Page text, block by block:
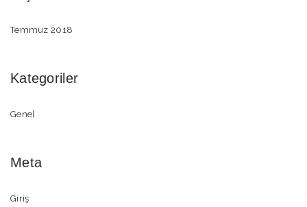
Temmuz 2018
Kategoriler
Genel
Meta
Giriş